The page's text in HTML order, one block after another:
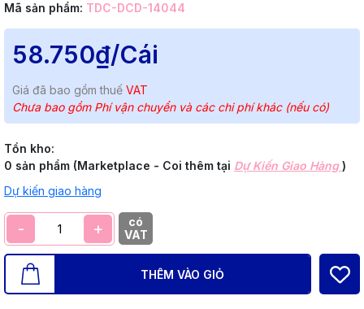
Mã sản phẩm: TDC-DCD-14044
58.750₫/Cái
Giá đã bao gồm thuế VAT
Chưa bao gồm Phí vận chuyển và các chi phí khác (nếu có)
Tồn kho:
0 sản phẩm (Marketplace - Coi thêm tại Dự Kiến Giao Hàng)
Dự kiến giao hàng
- +
có
VAT
THÊM VÀO GIỎ